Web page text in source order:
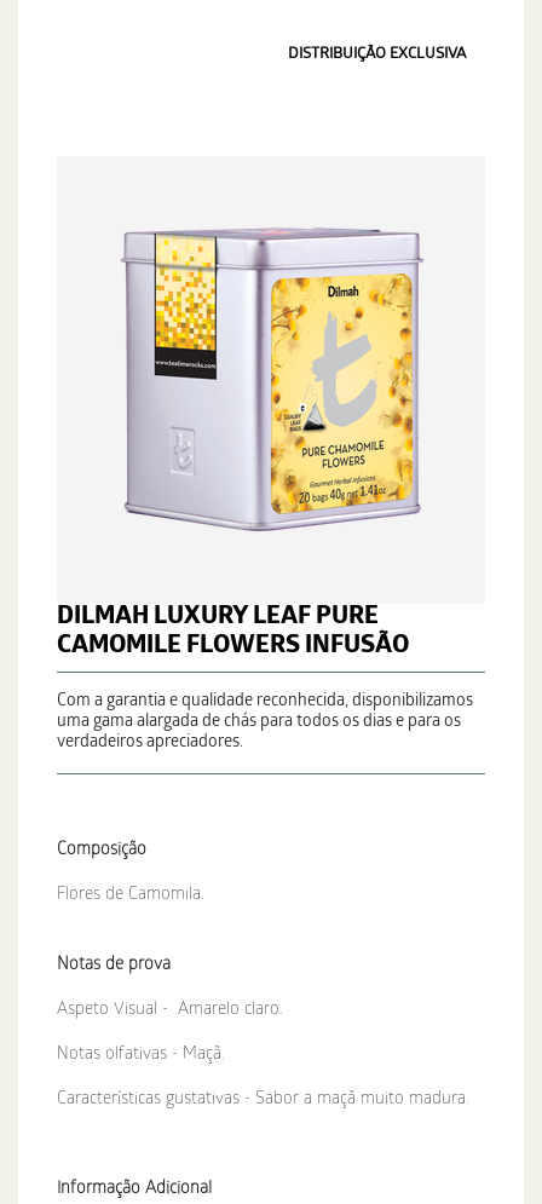
DISTRIBUIÇÃO EXCLUSIVA
DILMAH LUXURY LEAF PURE
CAMOMILE FLOWERS INFUSÃO
Com a garantia e qualidade reconhecida, disponibilizamos
uma gama alargada de chás para todos os dias e para os
verdadeiros apreciadores.
Composição
Flores de Camomila.
Notas de prova
Aspeto Visual - Amarelo claro.
Notas olfativas - Maçã.
Características gustativas - Sabor a maçã muito madura.
Informação Adicional